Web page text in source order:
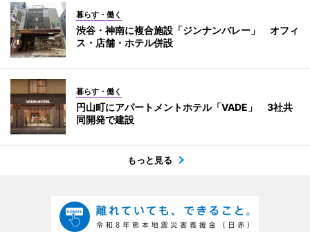
暮らす・働く
渋谷・神南に複合施設「ジンナンバレー」 オフィ
ス・店舗・ホテル併設
暮らす・働く
円山町にアパートメントホテル「VADE」 3社共
同開発で建設
もっと見る